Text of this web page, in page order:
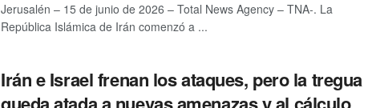
Jerusalén – 15 de junio de 2026 – Total News Agency – TNA-. La
República Islámica de Irán comenzó a ...
Irán e Israel frenan los ataques, pero la tregua